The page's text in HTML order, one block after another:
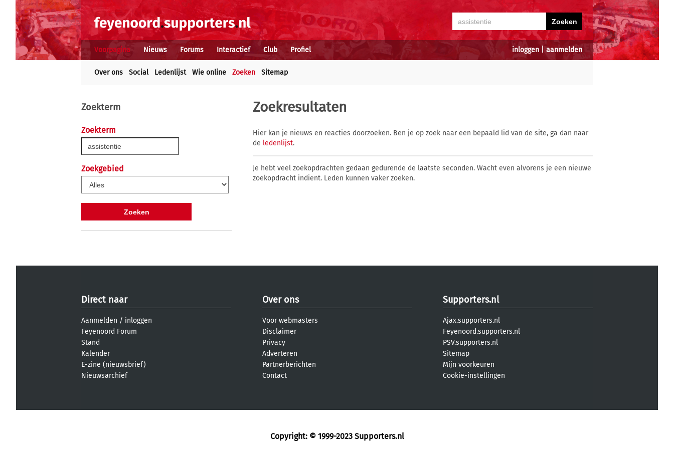
inloggen aanmelden
Voorpagina Nieuws Forums Interactief Club Profiel
Over ons Social Ledenlijst Wie online Zoeken Sitemap
Zoekterm
Zoekterm
Zoekgebied
Zoekresultaten
Hier kan je nieuws en reacties doorzoeken. Ben je op zoek naar een bepaald lid van de site, ga dan naar
de ledenlijst.
Je hebt veel zoekopdrachten gedaan gedurende de laatste seconden. Wacht even alvorens je een nieuwe
zoekopdracht indient. Leden kunnen vaker zoeken.
Direct naar
Aanmelden / inloggen
Feyenoord Forum
Stand
Kalender
E-zine (nieuwsbrief)
Nieuwsarchief
Over ons
Voor webmasters
Disclaimer
Privacy
Adverteren
Partnerberichten
Contact
Supporters.nl
Ajax.supporters.nl
Feyenoord.supporters.nl
PSV.supporters.nl
Sitemap
Mijn voorkeuren
Cookie-instellingen
Copyright: © 1999-2023 Supporters.nl